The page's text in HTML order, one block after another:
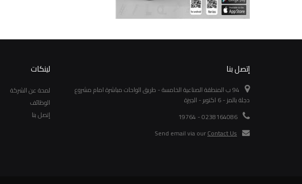
إتصل بنا
94 ب المنطقة الصناعية الخامسة - طريق الواحات مباشرة امام مشروع
دجلة بالمز - 6 اكتوبر - الجيزة
0238164086 - 19764
Send email via ourContact Us
لينكات
لمحة عن الشركة
الوظائف
إتصل بنا